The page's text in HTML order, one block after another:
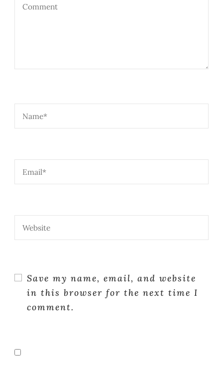
Save my name, email, and website
in this browser for the next time I
comment.